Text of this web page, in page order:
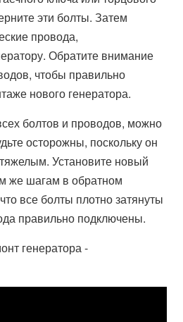
эти болты. Затем
провода,
Обратите внимание
чтобы правильно
нового генератора.
болтов и проводов, можно
осторожны, поскольку он
Установите новый
же шагам в обратном
все болты плотно затянуты
правильно подключены.
генератора -